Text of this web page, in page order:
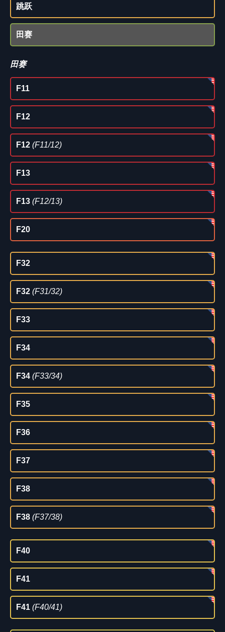
跳跃
田赛
田赛
F11
F12
F12 (F11/12)
F13
F13 (F12/13)
F20
F32
F32 (F31/32)
F33
F34
F34 (F33/34)
F35
F36
F37
F38
F38 (F37/38)
F40
F41
F41 (F40/41)